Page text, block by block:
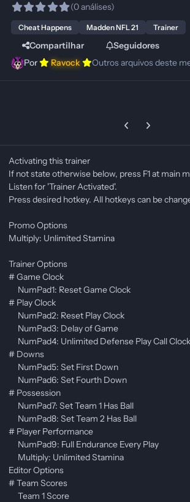
(0 análises)
Cheat Happens Madden NFL 21 Trainer
Compartilhar
Seguidores
Por
Ravock Outros arquivos deste
Previous carousel
Next carousel
Activating this trainer
If not state otherwise below, press F1 at main
Listen for 'Trainer Activated'.
Press desired hotkey. All hotkeys can be
Promo Options
Multiply: Unlimited Stamina
Trainer Options
# Game Clock
NumPad1: Reset Game Clock
# Play Clock
NumPad2: Reset Play Clock
NumPad3: Delay of Game
NumPad4: Unlimited Defense Play Call Clock
# Downs
NumPad5: Set First Down
NumPad6: Set Fourth Down
# Possession
NumPad7: Set Team 1 Has Ball
NumPad8: Set Team 2 Has Ball
# Player Performance
NumPad9: Full Endurance Every Play
Multiply: Unlimited Stamina
Editor Options
# Team Scores
Team 1 Score